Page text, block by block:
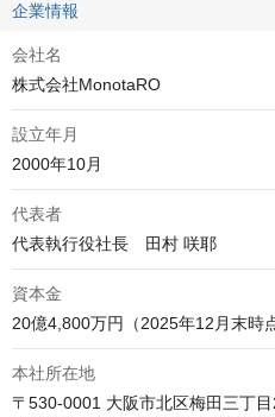
企業情報
会社名
株式会社MonotaRO
設立年月
2000年10月
代表者
代表執行役社長　田村 咲耶
資本金
20億4,800万円（2025年12月末時点
本社所在地
〒530-0001 大阪市北区梅田三丁